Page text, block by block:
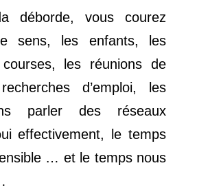
déborde, vous courez
sens, les enfants, les
les réunions de
d’emploi, les
parler des réseaux
effectivement, le temps
… et le temps nous